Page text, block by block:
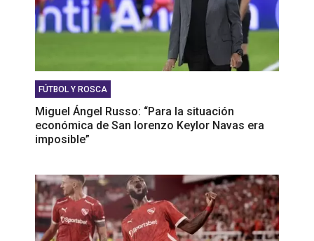
FÚTBOL Y ROSCA
Miguel Ángel Russo: “Para la situación
económica de San lorenzo Keylor Navas era
imposible”